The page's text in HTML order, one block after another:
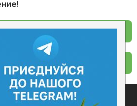
App Store
Google Play